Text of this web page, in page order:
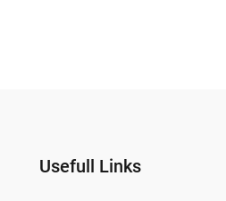
Usefull Links